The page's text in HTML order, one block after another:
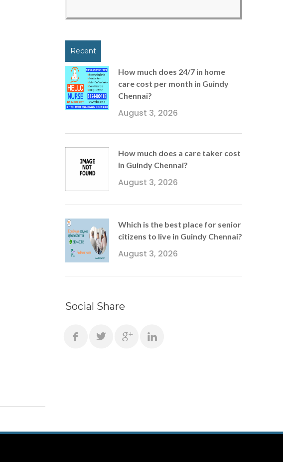
Recent
How much does 24/7 in home
care cost per month in Guindy
Chennai?
August 3, 2026
How much does a care taker cost
in Guindy Chennai?
August 3, 2026
Which is the best place for senior
citizens to live in Guindy Chennai?
August 3, 2026
Social Share